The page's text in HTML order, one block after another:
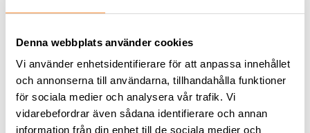
Denna webbplats använder cookies
Vi använder enhetsidentifierare för att anpassa innehållet
och annonserna till användarna, tillhandahålla funktioner
för sociala medier och analysera vår trafik. Vi
vidarebefordrar även sådana identifierare och annan
information från din enhet till de sociala medier och
Teckningsoptioner. Varje Teckningsoption berättigar
innehavaren att teckna en (1) ny B-aktie i SLP till en
teckningskurs om 35,22 kronor per aktie, under
perioden från och med den 1 maj 2026 till och med
den 31 maj 2026. Totalt har hittills 1 255 279
Teckningsoptioner utnyttjats för teckning av 1 255 279
nya B-aktier, motsvarande cirka 65,64 procent av det